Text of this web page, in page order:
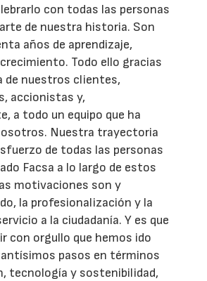
con todas las personas
de nuestra historia. Son
años de aprendizaje,
Todo ello gracias
de nuestros clientes,
accionistas y,
a todo un equipo que ha
Nuestra trayectoria
de todas las personas
Facsa a lo largo de estos
motivaciones son y
la profesionalización y la
a la ciudadanía. Y es que
con orgullo que hemos ido
pasos en términos
tecnología y sostenibilidad,